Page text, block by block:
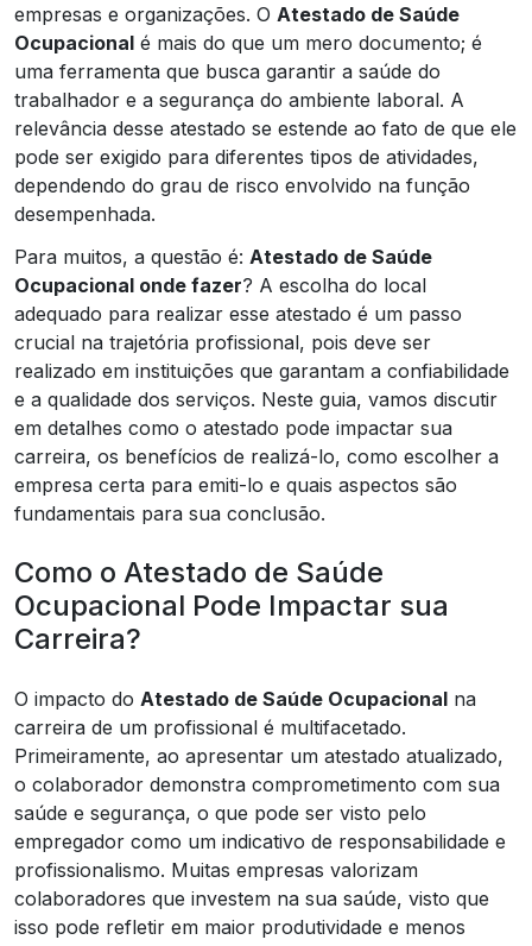
empresas e organizações. O Atestado de Saúde
Ocupacional é mais do que um mero documento; é
uma ferramenta que busca garantir a saúde do
trabalhador e a segurança do ambiente laboral. A
relevância desse atestado se estende ao fato de que ele
pode ser exigido para diferentes tipos de atividades,
dependendo do grau de risco envolvido na função
desempenhada.
Para muitos, a questão é: Atestado de Saúde
Ocupacional onde fazer? A escolha do local
adequado para realizar esse atestado é um passo
crucial na trajetória profissional, pois deve ser
realizado em instituições que garantam a confiabilidade
e a qualidade dos serviços. Neste guia, vamos discutir
em detalhes como o atestado pode impactar sua
carreira, os benefícios de realizá-lo, como escolher a
empresa certa para emiti-lo e quais aspectos são
fundamentais para sua conclusão.
Como o Atestado de Saúde
Ocupacional Pode Impactar sua
Carreira?
O impacto do Atestado de Saúde Ocupacional na
carreira de um profissional é multifacetado.
Primeiramente, ao apresentar um atestado atualizado,
o colaborador demonstra comprometimento com sua
saúde e segurança, o que pode ser visto pelo
empregador como um indicativo de responsabilidade e
profissionalismo. Muitas empresas valorizam
colaboradores que investem na sua saúde, visto que
isso pode refletir em maior produtividade e menos